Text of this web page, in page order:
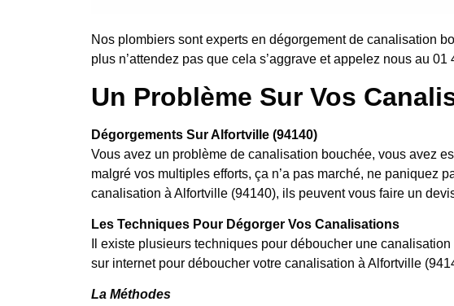
Nos plombiers sont experts en dégorgement de canalisation
plus n’attendez pas que cela s’aggrave et appelez nous au
Un Problème Sur Vos
Dégorgements Sur Alfortville (94140)
Vous avez un problème de canalisation bouchée, vous avez
malgré vos multiples efforts, ça n’a pas marché, ne paniquez
canalisation à Alfortville (94140), ils peuvent vous faire un
Les Techniques Pour Dégorger Vos Canalisations
Il existe plusieurs techniques pour déboucher une
sur internet pour déboucher votre canalisation à Alfortville
La Méthodes